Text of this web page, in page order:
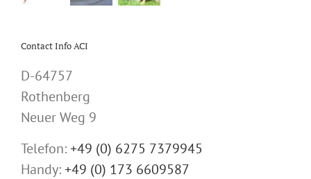
Contact Info ACI
D-64757
Rothenberg
Neuer Weg 9
Telefon:+49 (0) 6275 7379945
Handy:+49 (0) 173 6609587